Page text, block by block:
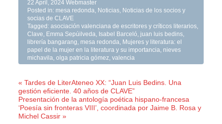
22 April, 2024 Webmaster
Posted in: mesa redonda Noticias
Noticias de los socios y
socias de CLAVE
Tagged:asociación valenciana de escritores y críticos literarios
Clave
Emma Sepúilveda Isabel Barceló juan luis bedins
librería bangarang
mesa redonda
Mujeres y literatura: el
papel de la mujer en la literatura y su importancia
nieves
michavila ,olga patricia gómez ,valencia
« Tardes de LiterAteneo XX: “Juan Luis Bedins. Una
gestión eficiente. 40 años de CLAVE”
Presentación de la antología poética hispano-francesa
‘Poesía sin fronteras VIII’, coordinada por Jaime B. Rosa y
Michel Cassir »